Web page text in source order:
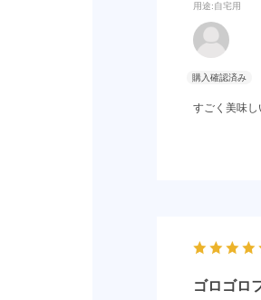
用途:自宅用
すごく美味し
ゴロゴロ